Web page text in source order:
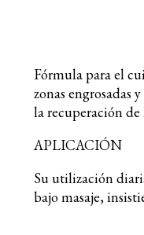
Fórmula para el
zonas engrosadas
la recuperación
APLICACIÓN
Su utilización
bajo masaje,